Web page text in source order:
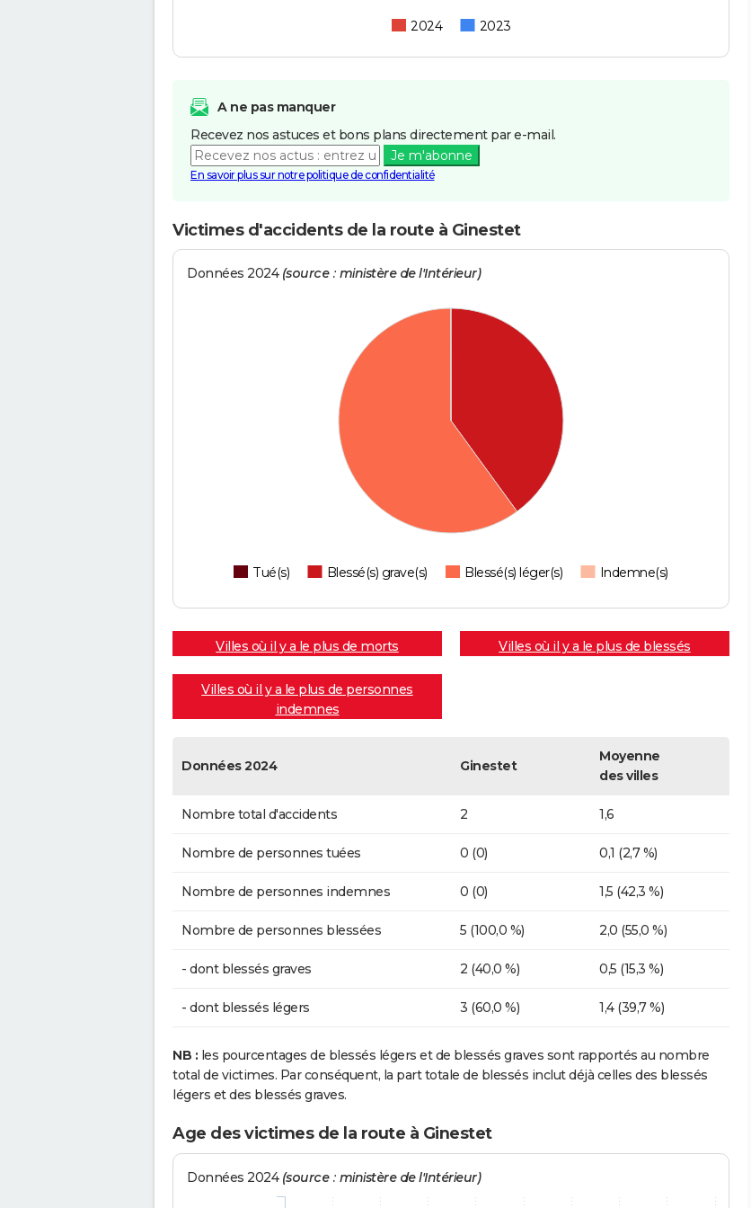
2024 2023
A ne pas manquer
Recevez nos astuces et bons plans directement par e-mail.
Je m'abonne
En savoir plus sur notre politique de confidentialité
Victimes d'accidents de la route à Ginestet
Données 2024 (source : ministère de l'Intérieur)
Tué(s) Blessé(s) grave(s) Blessé(s) léger(s) Indemne(s)
Villes où il y a le plus de morts Villes où il y a le plus de blessés
Villes où il y a le plus de personnes
indemnes
Données 2024 Ginestet
Moyenne
des villes
Nombre total d'accidents 2 1,6
Nombre de personnes tuées 0 (0) 0,1 (2,7 %)
Nombre de personnes indemnes 0 (0) 1,5 (42,3 %)
Nombre de personnes blessées 5 (100,0 %) 2,0 (55,0 %)
- dont blessés graves 2 (40,0 %) 0,5 (15,3 %)
- dont blessés légers 3 (60,0 %) 1,4 (39,7 %)
NB : les pourcentages de blessés légers et de blessés graves sont rapportés au nombre
total de victimes. Par conséquent, la part totale de blessés inclut déjà celles des blessés
légers et des blessés graves.
Age des victimes de la route à Ginestet
Données 2024 (source : ministère de l'Intérieur)